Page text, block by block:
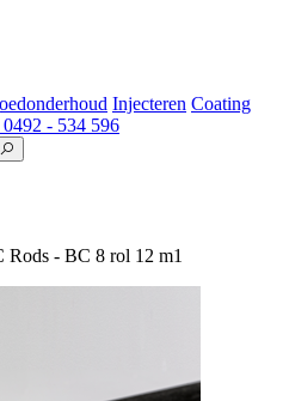
Injecteren Coating
0492 - 534 596
- BC 8 rol 12 m1